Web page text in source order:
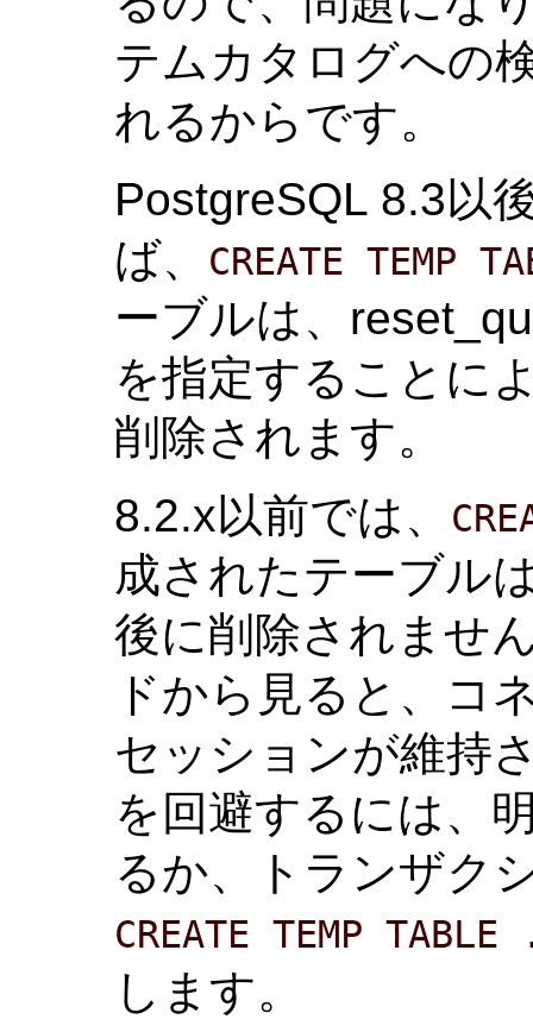
テムカタログへの
れるからです。
PostgreSQL 8.3以
ば、
CREATE TEMP
ーブルは、
を指定することに
削除されます。
8.2.x以前では、
成されたテーブル
後に削除されませ
ドから見ると、コ
セッションが維持
を回避するには、
るか、トランザク
CREATE TEMP
します。